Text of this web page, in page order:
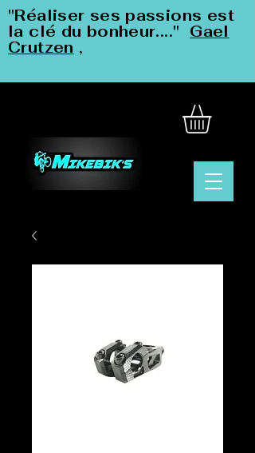
"Réaliser ses passions est
la clé du bonheur...." Gael
Crutzen ,